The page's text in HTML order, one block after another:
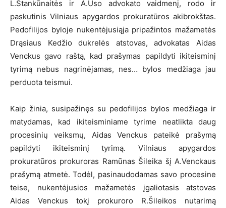
L.Stankūnaitės ir A.Ūso advokato vaidmenį, rodo ir
paskutinis Vilniaus apygardos prokuratūros akibrokštas.
Pedofilijos byloje nukentėjusiąja pripažintos mažametės
Drąsiaus Kedžio dukrelės atstovas, advokatas Aidas
Venckus gavo raštą, kad prašymas papildyti ikiteisminį
tyrimą nebus nagrinėjamas, nes… bylos medžiaga jau
perduota teismui.
Kaip žinia, susipažinęs su pedofilijos bylos medžiaga ir
matydamas, kad ikiteisminiame tyrime neatlikta daug
procesinių veiksmų, Aidas Venckus pateikė prašymą
papildyti ikiteisminį tyrimą. Vilniaus apygardos
prokuratūros prokuroras Ramūnas Šileika šį A.Venckaus
prašymą atmetė. Todėl, pasinaudodamas savo procesine
teise, nukentėjusios mažametės įgaliotasis atstovas
Aidas Venckus tokį prokuroro R.Šileikos nutarimą